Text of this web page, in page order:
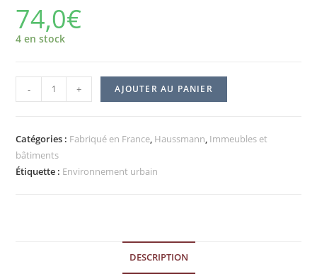
74,0€
4 en stock
- + AJOUTER AU PANIER
Catégories : Fabriqué en France, Haussmann, Immeubles et
bâtiments
Étiquette : Environnement urbain
DESCRIPTION